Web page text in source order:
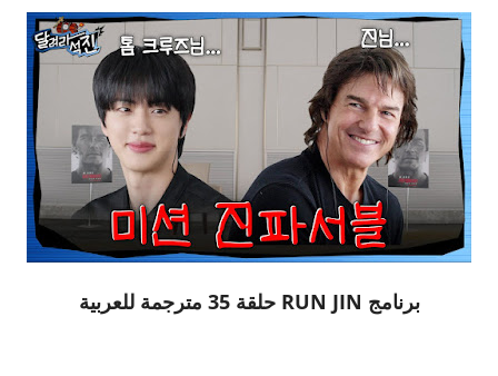
برنامج RUN JIN حلقة 35 مترجمة للعربية